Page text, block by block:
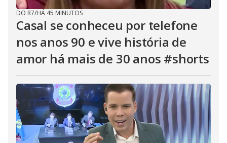
DO R7/HÁ 45 MINUTOS
Casal se conheceu por telefone
nos anos 90 e vive história de
amor há mais de 30 anos #shorts